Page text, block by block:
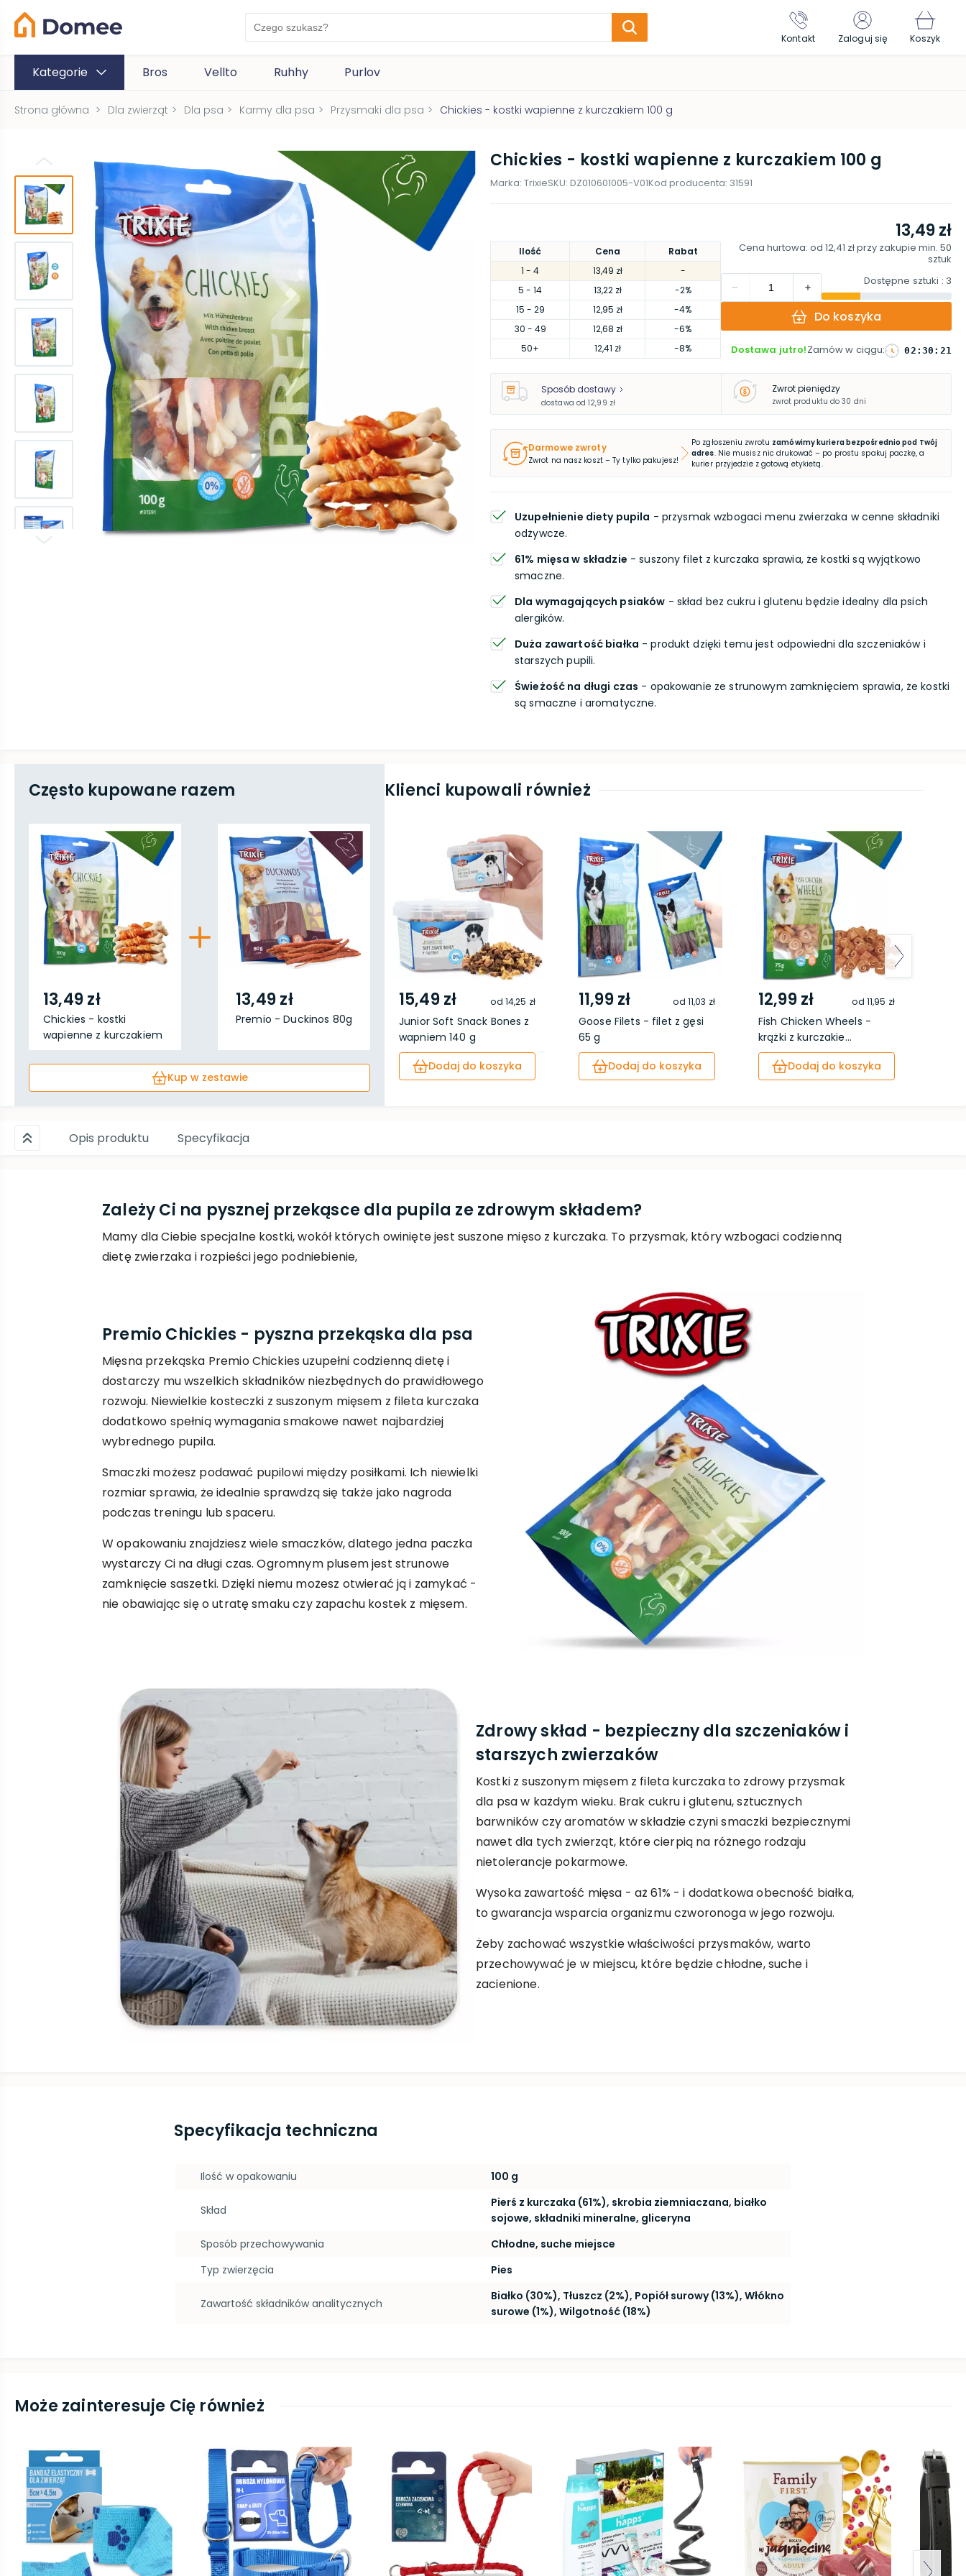
Kontakt Zaloguj się Koszyk
Kategorie Bros Vellto Ruhhy Purlov
Strona główna > Dla zwierząt > Dla psa > Karmy dla psa > Przysmaki dla psa > Chickies - kostki wapienne z kurczakiem 100 g
Chickies - kostki wapienne z kurczakiem 100 g
Marka: TrixieSKU: DZ010601005-V01Kod producenta: 31591
Ilość Cena
Rabat
1 - 4 13,49 zł
-
5 - 14 13,22 zł
-2%
15 - 29 12,95 zł
-4%
30 - 49 12,68 zł
-6%
50+ 12,41 zł -8%
13,49 zł
Cena hurtowa: od 12,41 złprzy zakupie min. 50
sztuk
Dostępne sztuki : 3
Do koszyka
Dostawa jutro!Zamów w ciągu: 02 : 30 : 20
Sposób dostawy
dostawa od 12,99 zł
Zwrot pieniędzy
zwrot produktu do 30 dni
Darmowe zwroty
Zwrot na nasz koszt – Ty tylko pakujesz!
Po zgłoszeniu zwrotu zamówimy kuriera bezpośrednio pod Twój
adres. Nie musisz nic drukować – po prostu spakuj paczkę, a
kurier przyjedzie z gotową etykietą.
Uzupełnienie diety pupila - przysmak wzbogaci menu zwierzaka w cenne składniki
odżywcze.
61% mięsa w składzie - suszony filet z kurczaka sprawia, że kostki są wyjątkowo
smaczne.
Dla wymagających psiaków - skład bez cukru i glutenu będzie idealny dla psich
alergików.
Duża zawartość białka - produkt dzięki temu jest odpowiedni dla szczeniaków i
starszych pupili.
Świeżość na długi czas - opakowanie ze strunowym zamknięciem sprawia, że kostki
są smaczne i aromatyczne.
Często kupowane razem
13,49 zł
Chickies - kostki
wapienne z kurczakiem
...
13,49 zł
Premio - Duckinos 80g
Kup w zestawie
Klienci kupowali również
15,49 zł od 14,25 zł
Junior Soft Snack Bones z
wapniem 140 g
Dodaj do koszyka
11,99 zł od 11,03 zł
Goose Filets - filet z gęsi
65 g
Dodaj do koszyka
12,99 zł od 11,95 zł
Fish Chicken Wheels -
krążki z kurczakie...
Dodaj do koszyka
Opis produktu Specyfikacja
Zależy Ci na pysznej przekąsce dla pupila ze zdrowym składem?
Mamy dla Ciebie specjalne kostki, wokół których owinięte jest suszone mięso z kurczaka. To przysmak, który wzbogaci codzienną
dietę zwierzaka i rozpieści jego podniebienie,
Premio Chickies - pyszna przekąska dla psa
Mięsna przekąska Premio Chickies uzupełni codzienną dietę i
dostarczy mu wszelkich składników niezbędnych do prawidłowego
rozwoju. Niewielkie kosteczki z suszonym mięsem z fileta kurczaka
dodatkowo spełnią wymagania smakowe nawet najbardziej
wybrednego pupila.
Smaczki możesz podawać pupilowi między posiłkami. Ich niewielki
rozmiar sprawia, że idealnie sprawdzą się także jako nagroda
podczas treningu lub spaceru.
W opakowaniu znajdziesz wiele smaczków, dlatego jedna paczka
wystarczy Ci na długi czas. Ogromnym plusem jest strunowe
zamknięcie saszetki. Dzięki niemu możesz otwierać ją i zamykać -
nie obawiając się o utratę smaku czy zapachu kostek z mięsem.
Zdrowy skład - bezpieczny dla szczeniaków i
starszych zwierzaków
Kostki z suszonym mięsem z fileta kurczaka to zdrowy przysmak
dla psa w każdym wieku. Brak cukru i glutenu, sztucznych
barwników czy aromatów w składzie czyni smaczki bezpiecznymi
nawet dla tych zwierząt, które cierpią na różnego rodzaju
nietolerancje pokarmowe.
Wysoka zawartość mięsa - aż 61% - i dodatkowa obecność białka,
to gwarancja wsparcia organizmu czworonoga w jego rozwoju.
Żeby zachować wszystkie właściwości przysmaków, warto
przechowywać je w miejscu, które będzie chłodne, suche i
zacienione.
Specyfikacja techniczna
Ilość w opakowaniu 100 g
Skład
Pierś z kurczaka (61%), skrobia ziemniaczana, białko
sojowe, składniki mineralne, gliceryna
Sposób przechowywania
Chłodne, suche miejsce
Typ zwierzęcia
Pies
Zawartość składników analitycznych
Białko (30%), Tłuszcz (2%), Popiół surowy (13%), Włókno
surowe (1%), Wilgotność (18%)
Może zainteresuje Cię również